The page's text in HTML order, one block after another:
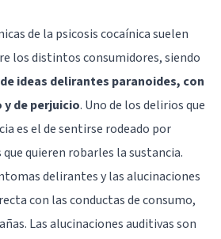
de la psicosis cocaínica suelen
los distintos consumidores, siendo
ideas delirantes paranoides, con
de perjuicio. Uno de losdeliriosque
es el de sentirse rodeado por
quieren robarles la sustancia.
delirantes y lasalucinaciones
con las conductas de consumo,
Las alucinaciones auditivas son